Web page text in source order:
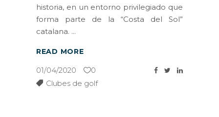
historia, en un entorno privilegiado que
forma parte de la “Costa del Sol”
catalana.
READ MORE
01/04/2020
0
Clubes de golf